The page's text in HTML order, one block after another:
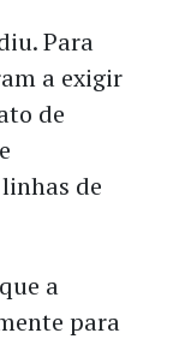
Para
a exigir
de
de
a
para